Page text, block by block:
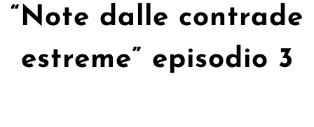
“Note dalle contrade
estreme” episodio 3